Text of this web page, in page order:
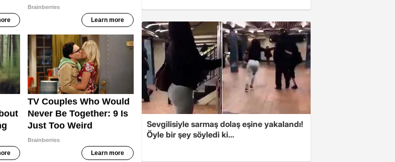
Sevgilisiyle sarmaş dolaş eşine yakalandı!
Öyle bir şey söyledi ki...